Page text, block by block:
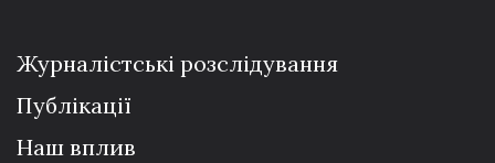
Журналістські розслідування
Публікації
Наш вплив